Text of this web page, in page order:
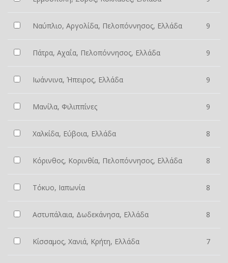
Ναύπλιο, Αργολίδα, Πελοπόννησος, Ελλάδα 9
Πάτρα, Αχαΐα, Πελοπόννησος, Ελλάδα 9
Ιωάννινα, Ήπειρος, Ελλάδα 9
Μανίλα, Φιλιππίνες 9
Χαλκίδα, Εύβοια, Ελλάδα 8
Κόρινθος, Κορινθία, Πελοπόννησος, Ελλάδα 8
Τόκυο, Ιαπωνία 8
Αστυπάλαια, Δωδεκάνησα, Ελλάδα 8
Κίσσαμος, Χανιά, Κρήτη, Ελλάδα 7